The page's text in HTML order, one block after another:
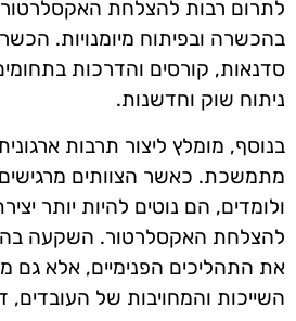
לתרום רבות להצלחת
בהכשרה ובפיתוח מיומנויות.
סדנאות, קורסים והדרכות
ניתוח שוק וחדשנות.
בנוסף, מומלץ ליצור תרבות
מתמשכת. כאשר הצוותים
ולומדים, הם נוטים להיות יותר
להצלחת האקסלרטור. השקעה
את התהליכים הפנימיים, אלא
השייכות והמחויבות של העובדים,